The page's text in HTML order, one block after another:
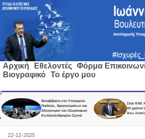
Αρχική Εθελοντές Φόρμα
Βιογραφικό Το έργο μου
Μεταβίβαση στο Υπουργείο
Παιδείας, Θρησκευμάτων και
Αθλητισμού του Ολυμπιακού
Κωπηλατοδρομίου Σχινιά
Στην ΚΑΕ ΑΕΚ
49 χρόνια το
Άνω Λιοσίων
22-12-2025